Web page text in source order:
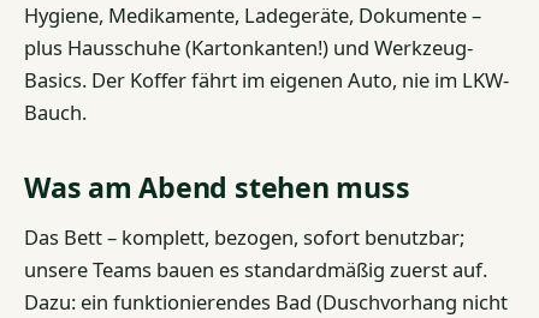
Hygiene, Medikamente, Ladegeräte, Dokumente –
plus Hausschuhe (Kartonkanten!) und Werkzeug-
Basics. Der Koffer fährt im eigenen Auto, nie im LKW-
Bauch.
Was am Abend stehen muss
Das Bett – komplett, bezogen, sofort benutzbar;
unsere Teams bauen es standardmäßig zuerst auf.
Dazu: ein funktionierendes Bad (Duschvorhang nicht